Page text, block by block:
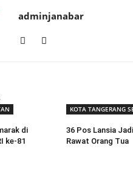
adminjanabar
di
ke-81
KOTA TANGERANG
36 Pos Lansia
Rawat Orang Tua